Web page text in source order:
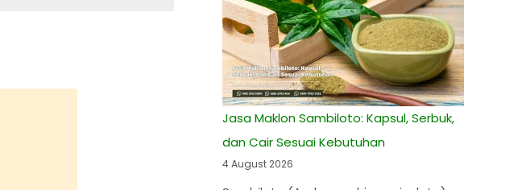
Jasa Maklon Sambiloto: Kapsul, Serbuk,
dan Cair Sesuai Kebutuhan
4 August 2026